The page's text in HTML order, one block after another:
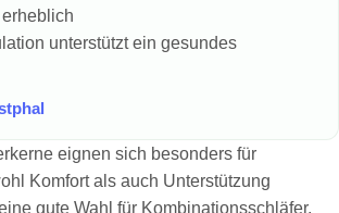
unterstützt ein gesundes
eignen sich besonders für
Komfort als auch Unterstützung
gute Wahl für Kombinationsschläfer,